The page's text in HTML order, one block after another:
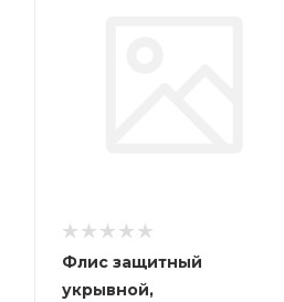
Флис защитный
укрывной,